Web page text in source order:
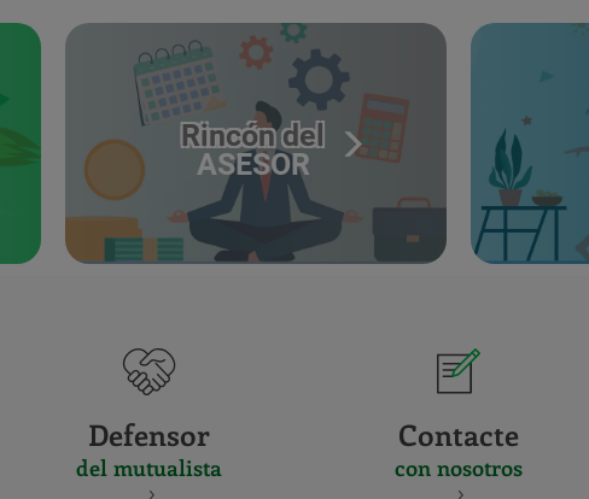
Rincón del
ASESOR
Defensor
del mutualista
Contacte
con nosotros